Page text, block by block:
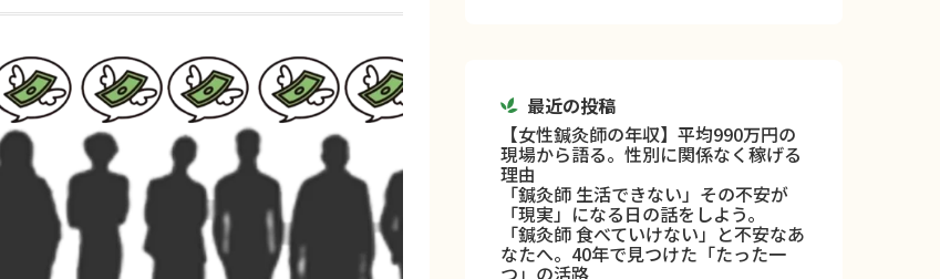
最近の投稿
【女性鍼灸師の年収】平均990万円の
現場から語る。性別に関係なく稼げる
理由
「鍼灸師 生活できない」その不安が
「現実」になる日の話をしよう。
「鍼灸師 食べていけない」と不安なあ
なたへ。40年で見つけた「たった一
つ」の活路